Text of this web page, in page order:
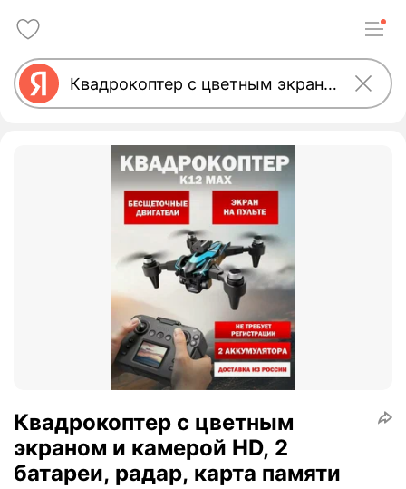
Квадрокоптер с цветным
экраном и камерой HD, 2
батареи, радар, карта памяти